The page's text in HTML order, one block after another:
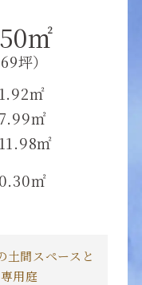
㎡
坪）
1.92㎡
7.99㎡
11.98㎡
0.30㎡
⼟間スペースと
⽤庭